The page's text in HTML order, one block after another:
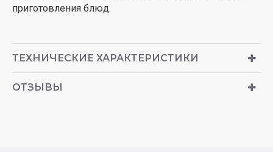
приготовления блюд.
ТЕХНИЧЕСКИЕ ХАРАКТЕРИСТИКИ
ОТЗЫВЫ